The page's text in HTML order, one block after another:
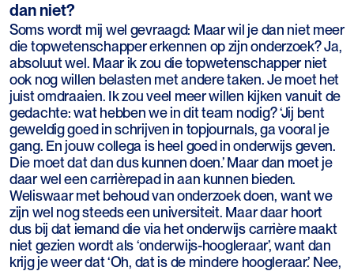
dan niet?
Soms wordt mij wel gevraagd: Maar wil je dan niet meer
die topwetenschapper erkennen op zijn onderzoek? Ja,
absoluut wel. Maar ik zou die topwetenschapper niet
ook nog willen belasten met andere taken. Je moet het
juist omdraaien. Ik zou veel meer willen kijken vanuit de
gedachte: wat hebben we in dit team nodig? ‘Jij bent
geweldig goed in schrijven in topjournals, ga vooral je
gang. En jouw collega is heel goed in onderwijs geven.
Die moet dat dan dus kunnen doen.’ Maar dan moet je
daar wel een carrièrepad in aan kunnen bieden.
Weliswaar met behoud van onderzoek doen, want we
zijn wel nog steeds een universiteit. Maar daar hoort
dus bij dat iemand die via het onderwijs carrière maakt
niet gezien wordt als ‘onderwijs-hoogleraar’, want dan
krijg je weer dat ‘Oh, dat is de mindere hoogleraar.’ Nee,